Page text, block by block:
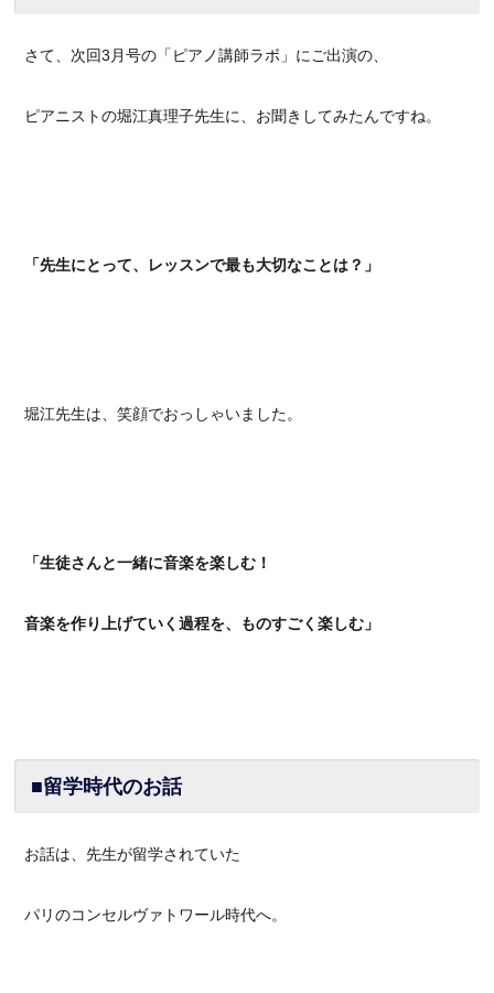
さて、次回3月号の「ピアノ講師ラボ」にご出演の、
ピアニストの堀江真理子先生に、お聞きしてみたんですね。
「先生にとって、レッスンで最も大切なことは？」
堀江先生は、笑顔でおっしゃいました。
「生徒さんと一緒に音楽を楽しむ！
音楽を作り上げていく過程を、ものすごく楽しむ」
■留学時代のお話
お話は、先生が留学されていた
パリのコンセルヴァトワール時代へ。